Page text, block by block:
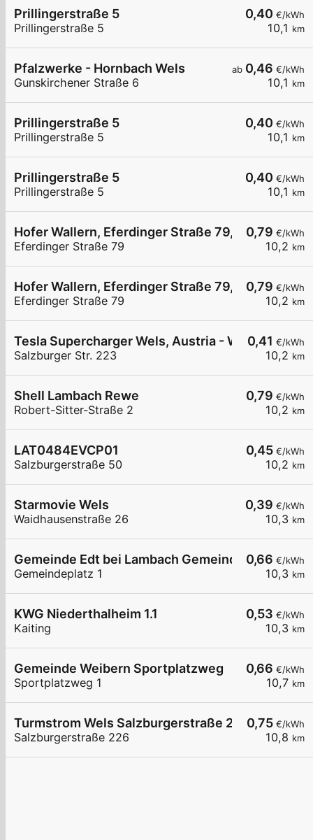
0,40 €/kWh
10,1 km
Prillingerstraße 5
Prillingerstraße 5
ab 0,46 €/kWh
10,1 km
Pfalzwerke - Hornbach Wels
Gunskirchener Straße 6
0,40 €/kWh
10,1 km
Prillingerstraße 5
Prillingerstraße 5
0,40 €/kWh
10,1 km
Prillingerstraße 5
Prillingerstraße 5
0,79 €/kWh
10,2 km
Hofer Wallern, Eferdinger Straße 79, 02
Eferdinger Straße 79
0,79 €/kWh
10,2 km
Hofer Wallern, Eferdinger Straße 79, 01
Eferdinger Straße 79
0,41 €/kWh
10,2 km
Tesla Supercharger Wels, Austria - West
Salzburger Str. 223
0,79 €/kWh
10,2 km
Shell Lambach Rewe
Robert-Sitter-Straße 2
0,45 €/kWh
10,2 km
LAT0484EVCP01
Salzburgerstraße 50
0,39 €/kWh
10,3 km
Starmovie Wels
Waidhausenstraße 26
0,66 €/kWh
10,3 km
Gemeinde Edt bei Lambach Gemeindeamt
Gemeindeplatz 1
0,53 €/kWh
10,3 km
KWG Niederthalheim 1.1
Kaiting
0,66 €/kWh
10,7 km
Gemeinde Weibern Sportplatzweg
Sportplatzweg 1
0,75 €/kWh
10,8 km
Turmstrom Wels Salzburgerstraße 226
Salzburgerstraße 226